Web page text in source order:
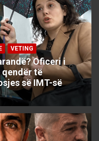
VETING
Oficeri i
qendër të
së IMT-së